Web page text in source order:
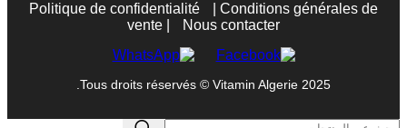
Politique de confidentialité
Conditions générales de
vente
Nous contacter
Tous droits réservés © Vitamin Algerie 2025.